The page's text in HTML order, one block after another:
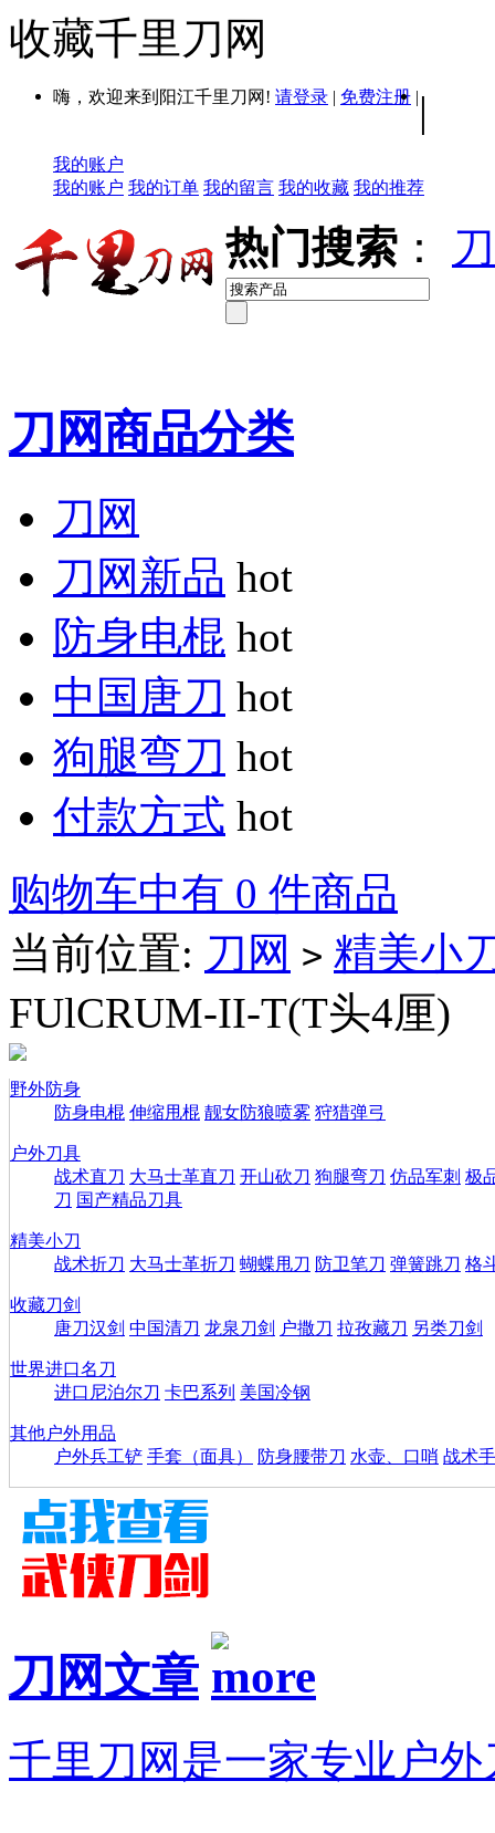
收藏千里刀网
嗨，欢迎来到阳江千里刀网! 请登录 | 免费注册 | |
我的账户
我的账户 我的订单 我的留言 我的收藏 我的推荐
热门搜索 ：
刀网商品分类
刀网
刀网新品 hot
防身电棍 hot
中国唐刀 hot
狗腿弯刀 hot
付款方式 hot
购物车中有 0 件商品
当前位置: 刀网 > 精美小
FUlCRUM-II-T(T头4厘)
野外防身
防身电棍 伸缩甩棍 靓女防狼喷雾 狩猎弹弓
户外刀具
战术直刀 大马士革直刀 开山砍刀 狗腿弯刀 仿品军刺 极
刀 国产精品刀具
精美小刀
战术折刀 大马士革折刀 蝴蝶甩刀 防卫笔刀 弹簧跳刀 格
收藏刀剑
唐刀汉剑 中国清刀 龙泉刀剑 户撒刀 拉孜藏刀 另类刀剑
世界进口名刀
进口尼泊尔刀 卡巴系列 美国冷钢
其他户外用品
户外兵工铲 手套（面具） 防身腰带刀 水壶、口哨 战术
刀网文章
千里刀网是一家专业户